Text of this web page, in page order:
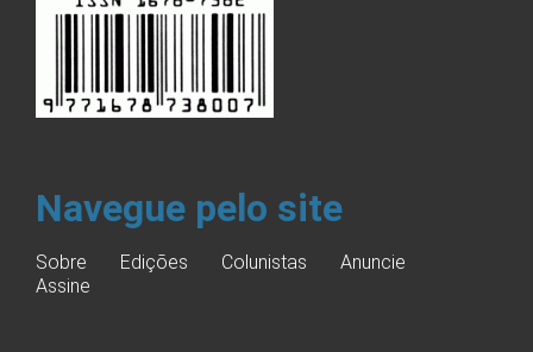
Navegue pelo site
Sobre Edições Colunistas
Anuncie
Assine